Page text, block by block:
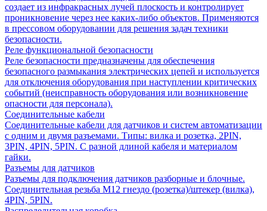
создает из инфракрасных лучей плоскость и контролирует
проникновение через нее каких-либо объектов. Применяются
в прессовом оборудовании для решения задач техники
безопасности.
Реле функциональной безопасности
Реле безопасности предназначены для обеспечения
безопасного размыкания электрических цепей и используется
для отключения оборудования при наступлении критических
событий (неисправность оборудования или возникновение
опасности для персонала).
Соединительные кабели
Соединительные кабели для датчиков и систем автоматизации
с одним и двумя разъемами. Типы: вилка и розетка, 2PIN,
3PIN, 4PIN, 5PIN. С разной длиной кабеля и материалом
гайки.
Разъемы для датчиков
Разъемы для подключения датчиков разборные и блочные.
Соединительная резьба М12 гнездо (розетка)/штекер (вилка),
4PIN, 5PIN.